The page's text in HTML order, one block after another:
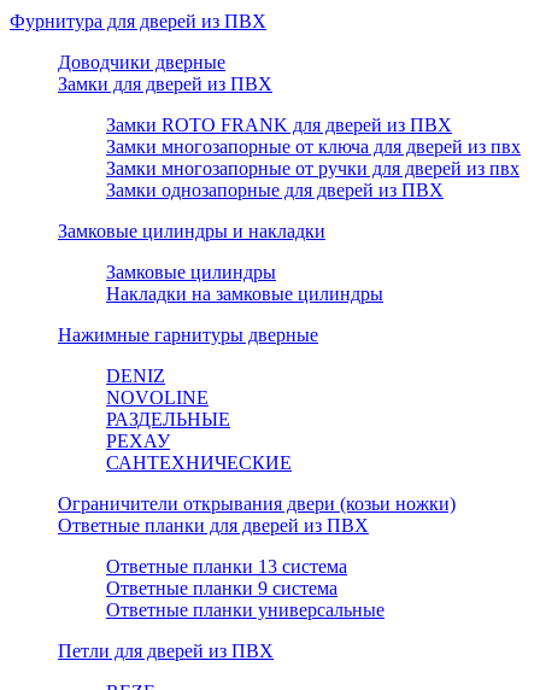
Фурнитура для дверей из ПВХ
Доводчики дверные
Замки для дверей из ПВХ
Замки ROTO FRANK для дверей из ПВХ
Замки многозапорные от ключа для дверей из пвх
Замки многозапорные от ручки для дверей из пвх
Замки однозапорные для дверей из ПВХ
Замковые цилиндры и накладки
Замковые цилиндры
Накладки на замковые цилиндры
Нажимные гарнитуры дверные
DENIZ
NOVOLINE
РАЗДЕЛЬНЫЕ
РЕХАУ
САНТЕХНИЧЕСКИЕ
Ограничители открывания двери (козьи ножки)
Ответные планки для дверей из ПВХ
Ответные планки 13 система
Ответные планки 9 система
Ответные планки универсальные
Петли для дверей из ПВХ